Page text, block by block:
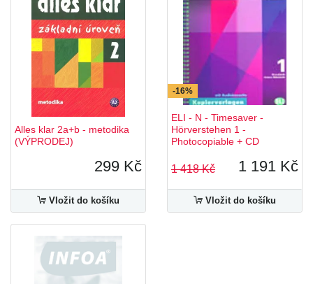
Alles klar 2a+b - metodika
(VÝPRODEJ)
299 Kč
Vložit do košíku
-16%
ELI - N - Timesaver -
Hörverstehen 1 -
Photocopiable + CD
1 418 Kč 1 191 Kč
Vložit do košíku